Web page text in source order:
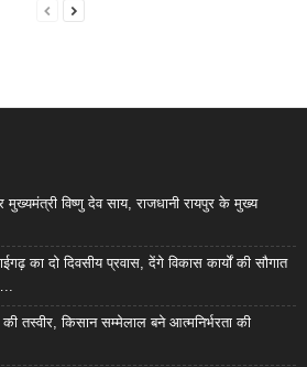
विष्णु देव साय, राजधानी रायपुर के मुख्य
का दो दिवसीय प्रवास, देंगे विकास कार्यों की सौगात
तस्वीर, किसान सम्मेलाल बने आत्मनिर्भरता की